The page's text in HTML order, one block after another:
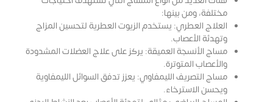
مختلفة، ومن بينها:
العلاج العطري: يستخدم الزيوت العطرية لتحسين المزاج
وتهدئة الأعصاب.
مساج الأنسجة العميقة: يركز على علاج العضلات المشدودة
والأعصاب المتوترة.
مساج التصريف الليمفاوي: يعزز تدفق السوائل الليمفاوية
ويحسن الاسترخاء.